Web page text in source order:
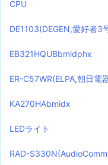
CPU
DE1103(DEGEN,愛好者3
EB321HQUBbmidphx
ER-C57WR(ELPA,朝日電
KA270HAbmidx
LEDライト
RAD-